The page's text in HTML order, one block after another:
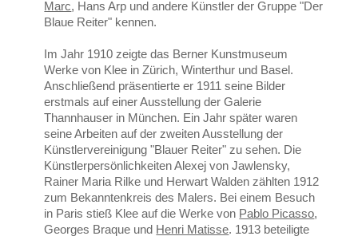
Marc, Hans Arp und andere Künstler der Gruppe "Der
Blaue Reiter" kennen.
Im Jahr 1910 zeigte das Berner Kunstmuseum
Werke von Klee in Zürich, Winterthur und Basel.
Anschließend präsentierte er 1911 seine Bilder
erstmals auf einer Ausstellung der Galerie
Thannhauser in München. Ein Jahr später waren
seine Arbeiten auf der zweiten Ausstellung der
Künstlervereinigung "Blauer Reiter" zu sehen. Die
Künstlerpersönlichkeiten Alexej von Jawlensky,
Rainer Maria Rilke und Herwart Walden zählten 1912
zum Bekanntenkreis des Malers. Bei einem Besuch
in Paris stieß Klee auf die Werke von Pablo Picasso,
Georges Braque und Henri Matisse. 1913 beteiligte